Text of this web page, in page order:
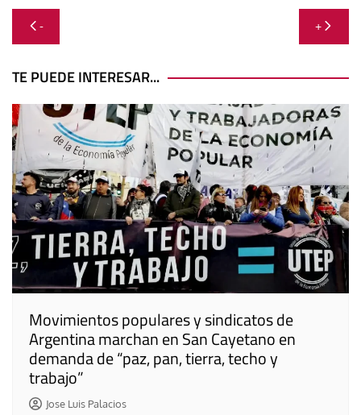
Navegación
de
entradas
- +
TE PUEDE INTERESAR...
Movimientos populares y sindicatos de
Argentina marchan en San Cayetano en
demanda de “paz, pan, tierra, techo y
trabajo”
Jose Luis Palacios